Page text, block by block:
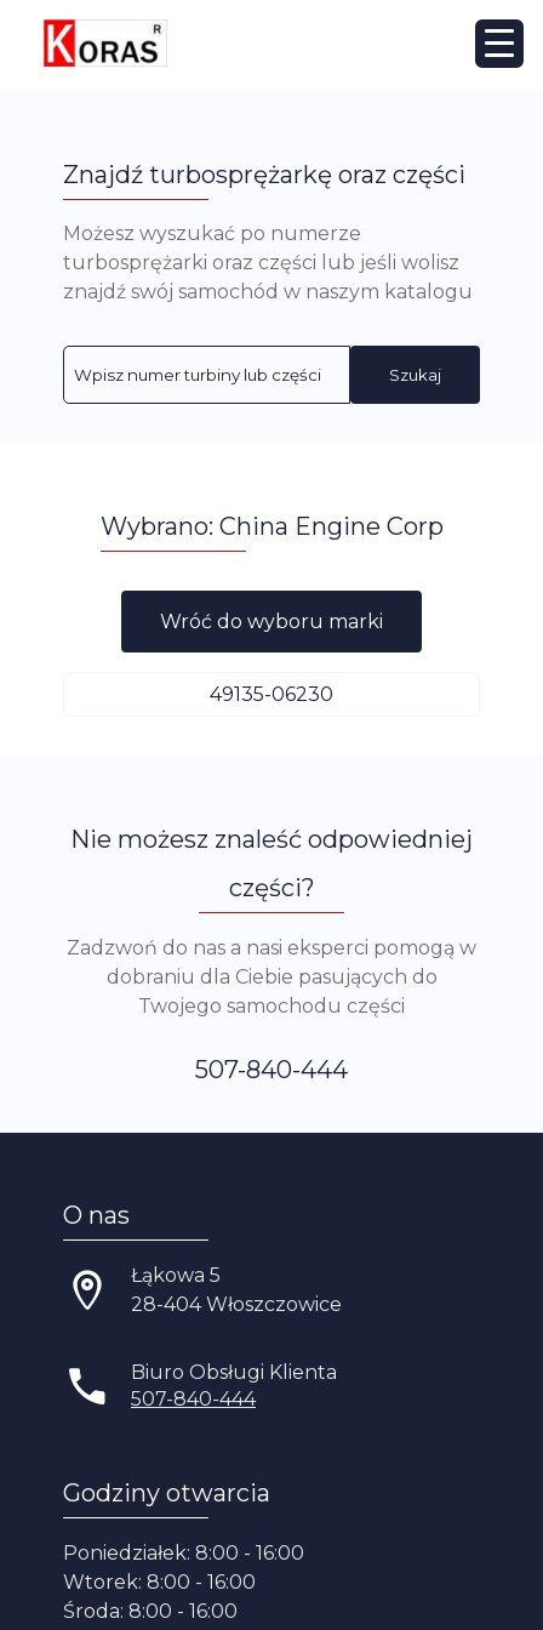
Znajdź turbosprężarkę oraz części
Możesz wyszukać po numerze
turbosprężarki oraz części lub jeśli wolisz
znajdź swój samochód w naszym katalogu
Szukaj
Wybrano: China Engine Corp
Wróć do wyboru marki
49135-06230
Nie możesz znaleść odpowiedniej
części?
Zadzwoń do nas a nasi eksperci pomogą w
dobraniu dla Ciebie pasujących do
Twojego samochodu części
507-840-444
O nas
Łąkowa 5
28-404 Włoszczowice
Biuro Obsługi Klienta
507-840-444
Godziny otwarcia
Poniedziałek: 8:00 - 16:00
Wtorek: 8:00 - 16:00
Środa: 8:00 - 16:00